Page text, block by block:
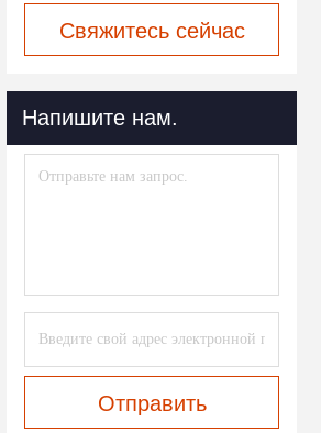
IS013485
Свяжитесь сейчас
Напишите нам.
Отправить